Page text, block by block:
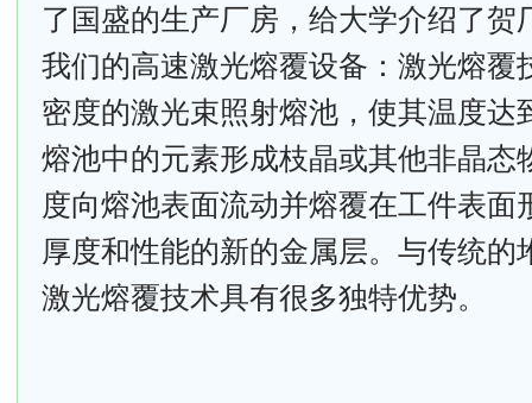
了国盛的生产厂房，给大学介绍了贺
我们的高速激光熔覆设备 ：激光熔
密度的激光束照射熔池，使其温度达
熔池中的元素形成枝晶或其他非晶态
度向熔池表面流动并熔覆在工件表面
厚度和性能的新的金属层。与传统的
激光熔覆技术具有很多独特优势。